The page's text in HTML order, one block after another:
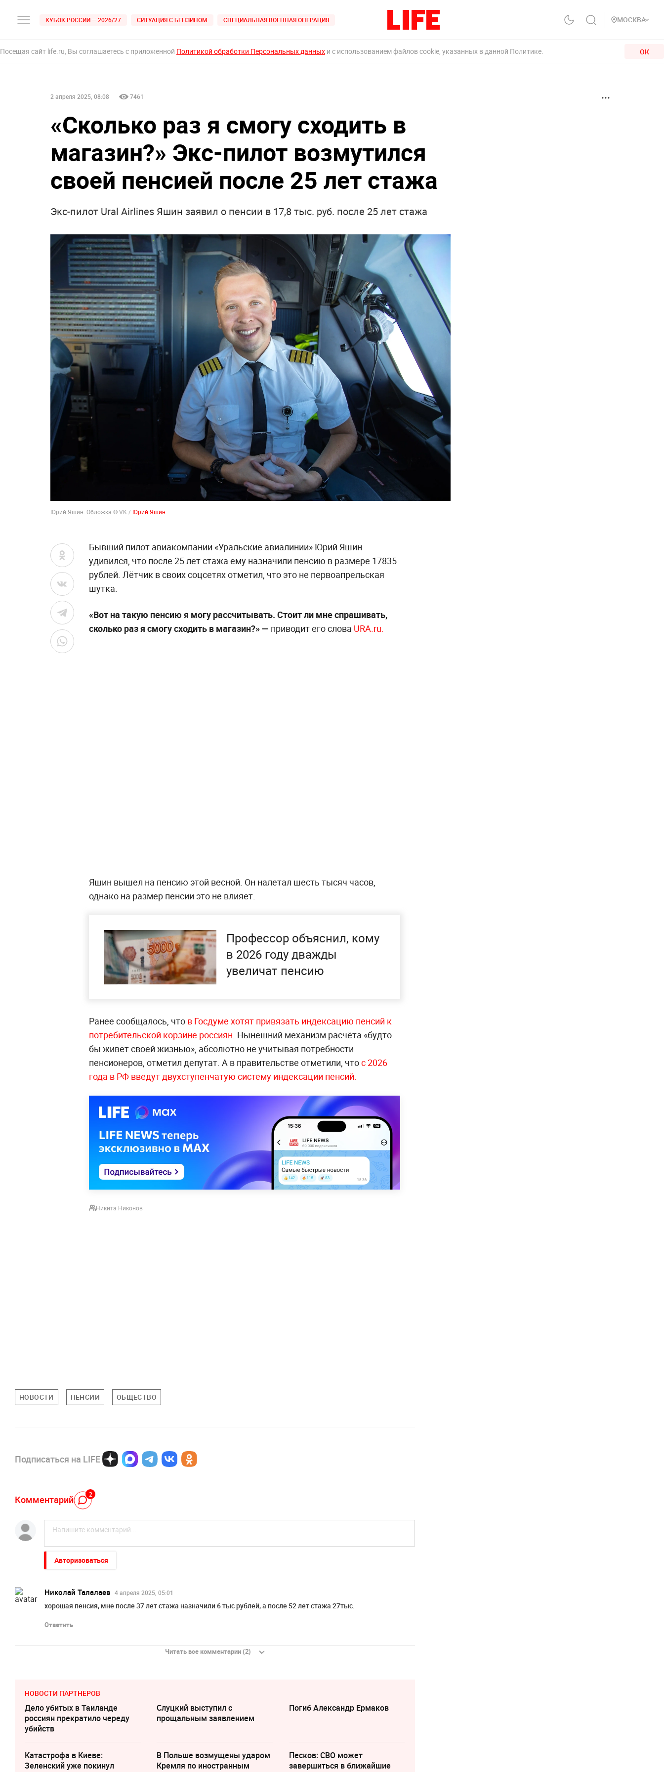
КУБОК РОССИИ — 2026/27 СИТУАЦИЯ С БЕНЗИНОМ СПЕЦИАЛЬНАЯ ВОЕННАЯ ОПЕРАЦИЯ МОСКВА
Посещая сайт life.ru, Вы соглашаетесь с приложенной Политикой обработки Персональных данных и с использованием файлов cookie, указанных в данной Политике. ОК
2 апреля 2025, 08:08 7461
«Сколько раз я смогу сходить в
магазин?» Экс-пилот возмутился
своей пенсией после 25 лет стажа
Экс-пилот Ural Airlines Яшин заявил о пенсии в 17,8 тыс. руб. после 25 лет стажа
Юрий Яшин. Обложка © VK / Юрий Яшин
Бывший пилот авиакомпании «Уральские авиалинии» Юрий Яшин
удивился, что после 25 лет стажа ему назначили пенсию в размере 17835
рублей. Лётчик в своих соцсетях отметил, что это не первоапрельская
шутка.
«Вот на такую пенсию я могу рассчитывать. Стоит ли мне спрашивать,
сколько раз я смогу сходить в магазин?» — приводит его слова URA.ru.
Яшин вышел на пенсию этой весной. Он налетал шесть тысяч часов,
однако на размер пенсии это не влияет.
Профессор объяснил, кому
в 2026 году дважды
увеличат пенсию
Ранее сообщалось, что в Госдуме хотят привязать индексацию пенсий к
потребительской корзине россиян. Нынешний механизм расчёта «будто
бы живёт своей жизнью», абсолютно не учитывая потребности
пенсионеров, отметил депутат. А в правительстве отметили, чтос 2026
года в РФ введут двухступенчатую систему индексации пенсий.
Никита Никонов
НОВОСТИ ПЕНСИИ ОБЩЕСТВО
Подписаться на LIFE
Комментарий 2
Авторизоваться
Николай Талалаев 4 апреля 2025, 05:01
хорошая пенсия, мне после 37 лет стажа назначили 6 тыс рублей, а после 52 лет стажа 27тыс.
Ответить
Читать все комментарии (2)
НОВОСТИ ПАРТНЕРОВ
Дело убитых в Таиланде
россиян прекратило череду
убийств
Слуцкий выступил с
прощальным заявлением
Погиб Александр Ермаков
Катастрофа в Киеве:
Зеленский уже покинул
В Польше возмущены ударом
Кремля по иностранным
Песков: СВО может
завершиться в ближайшие